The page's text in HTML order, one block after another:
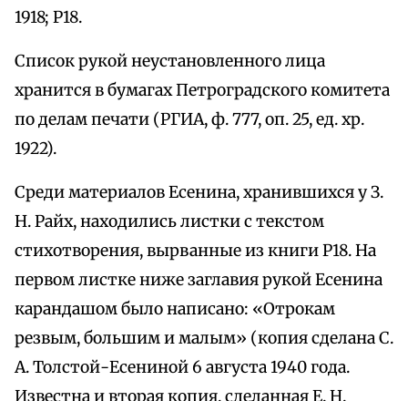
1918; Р18.
Список рукой неустановленного лица
хранится в бумагах Петроградского комитета
по делам печати (РГИА, ф. 777, оп. 25, ед. хр.
1922).
Среди материалов Есенина, хранившихся у З.
Н. Райх, находились листки с текстом
стихотворения, вырванные из книги Р18. На
первом листке ниже заглавия рукой Есенина
карандашом было написано: «Отрокам
резвым, большим и малым» (копия сделана С.
А. Толстой-Есениной 6 августа 1940 года.
Известна и вторая копия, сделанная Е. Н.